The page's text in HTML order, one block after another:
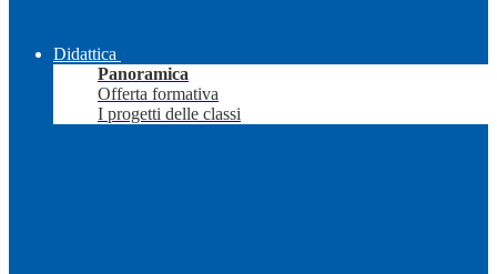
Didattica
Panoramica
Offerta formativa
I progetti delle classi